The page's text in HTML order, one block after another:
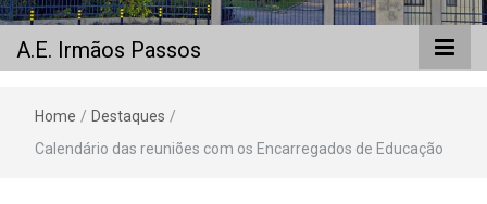
A.E. Irmãos Passos
Home / Destaques /
Calendário das reuniões com os Encarregados de Educação